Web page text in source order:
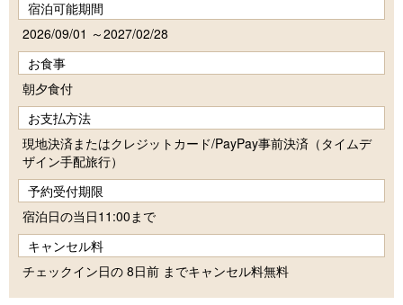
宿泊可能期間
2026/09/01 ～2027/02/28
お食事
朝夕食付
お支払方法
現地決済またはクレジットカード/PayPay事前決済（タイムデ
ザイン手配旅行）
予約受付期限
宿泊日の当日11:00まで
キャンセル料
チェックイン日の 8日前 までキャンセル料無料